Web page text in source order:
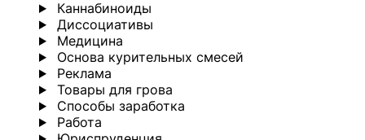
Каннабиноиды
Диссоциативы
Медицина
Основа курительных смесей
Реклама
Товары для грова
Способы заработка
Работа